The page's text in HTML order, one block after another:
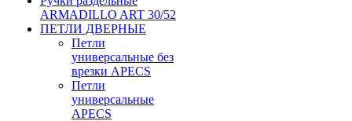
ARMADILLO ART 30/52
ПЕТЛИ ДВЕРНЫЕ
Петли
универсальные без
врезки APECS
Петли
универсальные
APECS